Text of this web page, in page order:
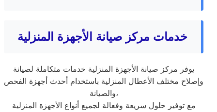
خدمات مركز صيانة الأجهزة المنزلية
يوفر مركز صيانة الأجهزة المنزلية خدمات متكاملة لصيانة
وإصلاح مختلف الأعطال المنزلية باستخدام أحدث أجهزة الفحص
والصيانة،
مع توفير حلول سريعة وفعالة لجميع أنواع الأجهزة المنزلية